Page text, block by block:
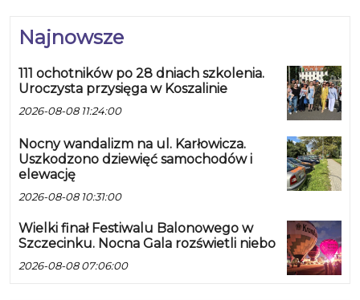
Najnowsze
111 ochotników po 28 dniach szkolenia.
Uroczysta przysięga w Koszalinie
2026-08-08 11:24:00
Nocny wandalizm na ul. Karłowicza.
Uszkodzono dziewięć samochodów i
elewację
2026-08-08 10:31:00
Wielki finał Festiwalu Balonowego w
Szczecinku. Nocna Gala rozświetli niebo
2026-08-08 07:06:00